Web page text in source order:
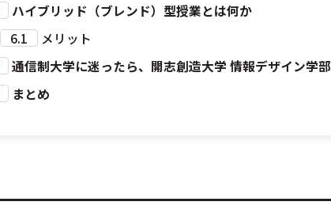
ハイブリッド（ブレンド）型授業とは何か
6.1
メリット
通信制大学に迷ったら、開志創造大学 情報デザイン学部
まとめ